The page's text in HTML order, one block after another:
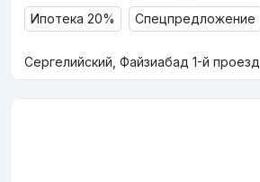
Ипотека 20% Спецпредложение
Сергелийский, Файзиабад 1-й проезд,